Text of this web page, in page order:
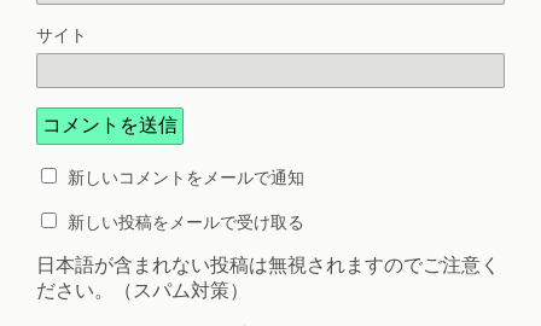
サイト
新しいコメントをメールで通知
新しい投稿をメールで受け取る
日本語が含まれない投稿は無視されますのでご注意く
ださい。（スパム対策）